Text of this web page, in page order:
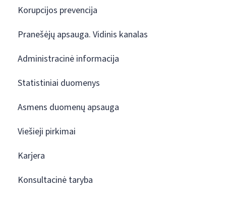
Korupcijos prevencija
Pranešėjų apsauga. Vidinis kanalas
Administracinė informacija
Statistiniai duomenys
Asmens duomenų apsauga
Viešieji pirkimai
Karjera
Konsultacinė taryba